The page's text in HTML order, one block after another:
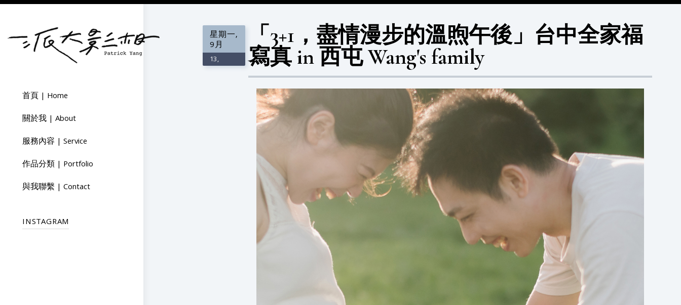
首頁 | Home
關於我 | About
服務內容 | Service
作品分類 | Portfolio
與我聯繫 | Contact
INSTAGRAM
「3+1，盡情漫步的溫煦午後」台中全家福
寫真 in 西屯 Wang's family
星期一,
9月
13,